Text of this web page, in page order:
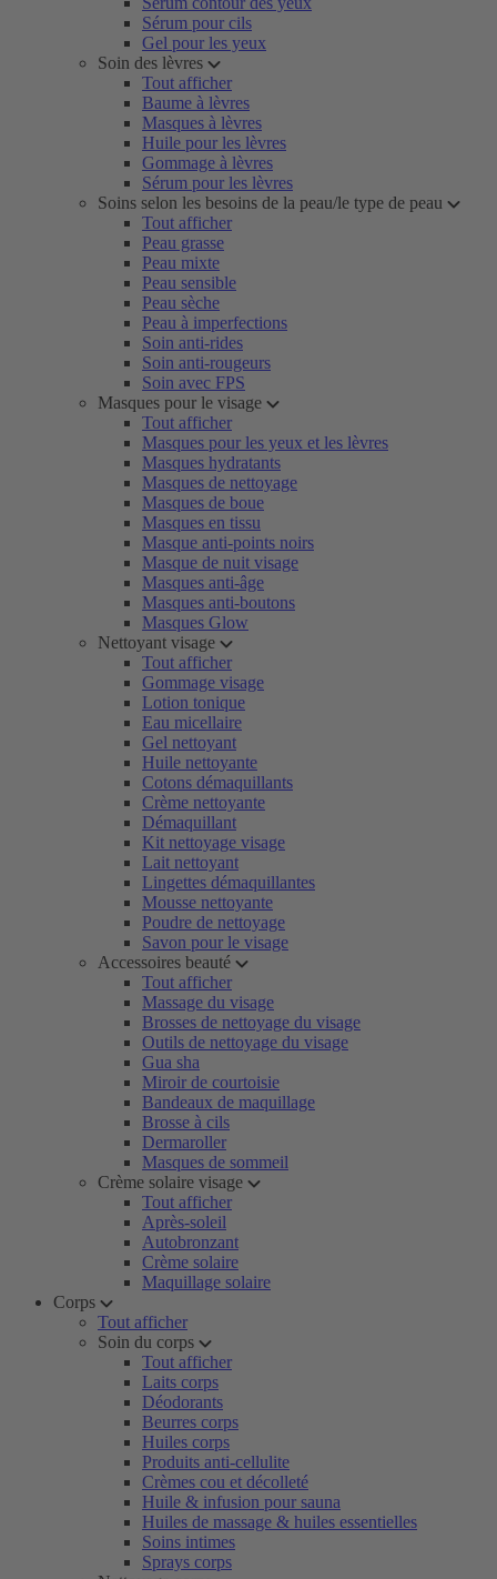
Sérum pour cils
Gel pour les yeux
Soin des lèvres
Tout afficher
Baume à lèvres
Masques à lèvres
Huile pour les lèvres
Gommage à lèvres
Sérum pour les lèvres
Soins selon les besoins de la peau/le type de peau
Tout afficher
Peau grasse
Peau mixte
Peau sensible
Peau sèche
Peau à imperfections
Soin anti-rides
Soin anti-rougeurs
Soin avec FPS
Masques pour le visage
Tout afficher
Masques pour les yeux et les lèvres
Masques hydratants
Masques de nettoyage
Masques de boue
Masques en tissu
Masque anti-points noirs
Masque de nuit visage
Masques anti-âge
Masques anti-boutons
Masques Glow
Nettoyant visage
Tout afficher
Gommage visage
Lotion tonique
Eau micellaire
Gel nettoyant
Huile nettoyante
Cotons démaquillants
Crème nettoyante
Démaquillant
Kit nettoyage visage
Lait nettoyant
Lingettes démaquillantes
Mousse nettoyante
Poudre de nettoyage
Savon pour le visage
Accessoires beauté
Tout afficher
Massage du visage
Brosses de nettoyage du visage
Outils de nettoyage du visage
Gua sha
Miroir de courtoisie
Bandeaux de maquillage
Brosse à cils
Dermaroller
Masques de sommeil
Crème solaire visage
Tout afficher
Après-soleil
Autobronzant
Crème solaire
Maquillage solaire
Corps
Tout afficher
Soin du corps
Tout afficher
Laits corps
Déodorants
Beurres corps
Huiles corps
Produits anti-cellulite
Crèmes cou et décolleté
Huile & infusion pour sauna
Huiles de massage & huiles essentielles
Soins intimes
Sprays corps